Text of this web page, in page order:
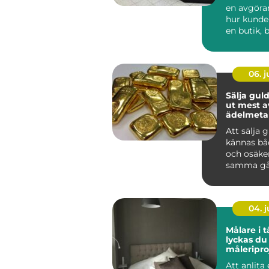
en
hur
en butik,
06.
Sälja guld så får
ut mest
Att sälja
kännas
och
samma
eller tac...
04.
Målare i
lyckas
Att anlita